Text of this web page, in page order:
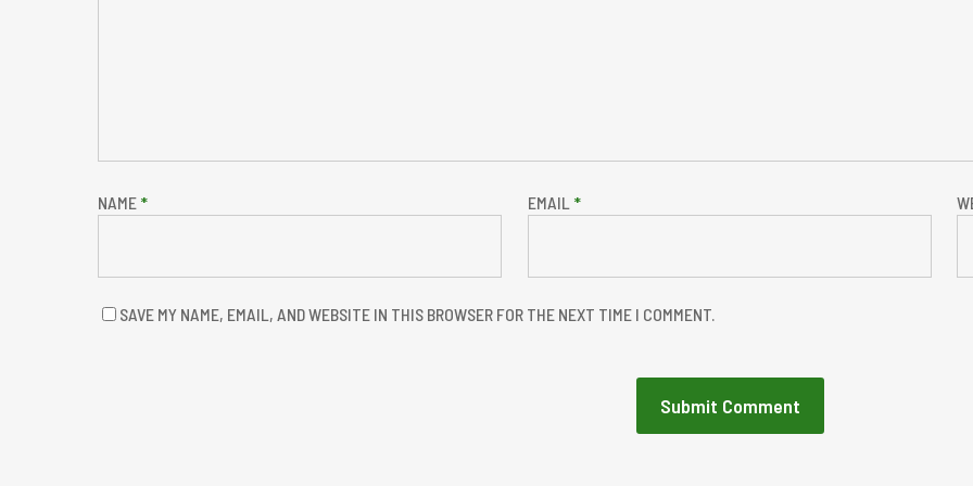
NAME * EMAIL *
SAVE MY NAME, EMAIL, AND WEBSITE IN THIS BROWSER FOR THE NEXT TIME I COMMENT.